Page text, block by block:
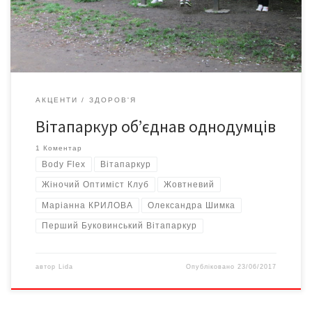
Учасниками суботніх занять на Вітапаркурі стали люди різних
професій і різного віку, різної статі та різного ступеня
зайнятості. Сюди […]
АКЦЕНТИ ЗДОРОВ'Я
Вітапаркур об’єднав однодумців
1 Коментар
Body Flex Вітапаркур
Жіночий Оптиміст Клуб Жовтневий
Маріанна КРИЛОВА Олександра Шимка
Перший Буковинський Вітапаркур
автор Lida Опубліковано23/06/2017